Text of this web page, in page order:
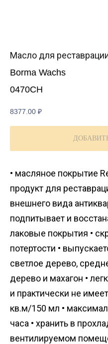
Масло для
Borma Wachs
0470CH
8377.00 ₽
• масляное покрытие
продукт для
внешнего вида
подпитывает и
лаковые покрытия •
потертости •
светлое дерево,
дерево и махагон •
и практически не
кв.м/150 мл •
часа • хранить в
вентилируемом